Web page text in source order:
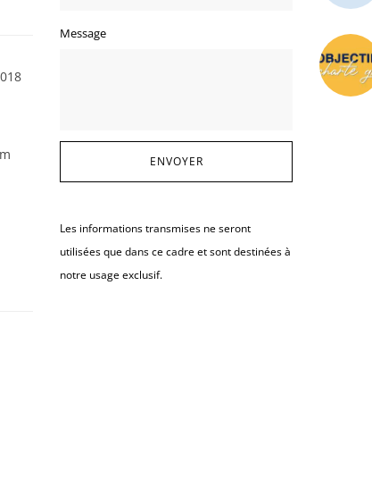
Message
Les informations transmises ne seront
utilisées que dans ce cadre et sont destinées à
notre usage exclusif.